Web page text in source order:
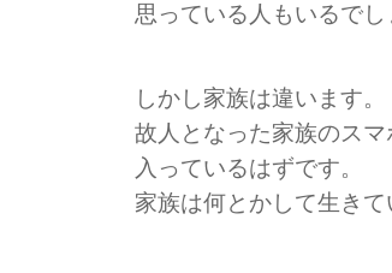
思っている人もいるでし
しかし家族は違います。
故人となった家族のス
入っているはずです。
家族は何とかして生きて